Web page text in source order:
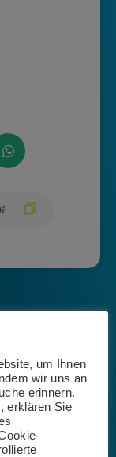
um Ihnen
wir uns an
erinnern.
erklären Sie